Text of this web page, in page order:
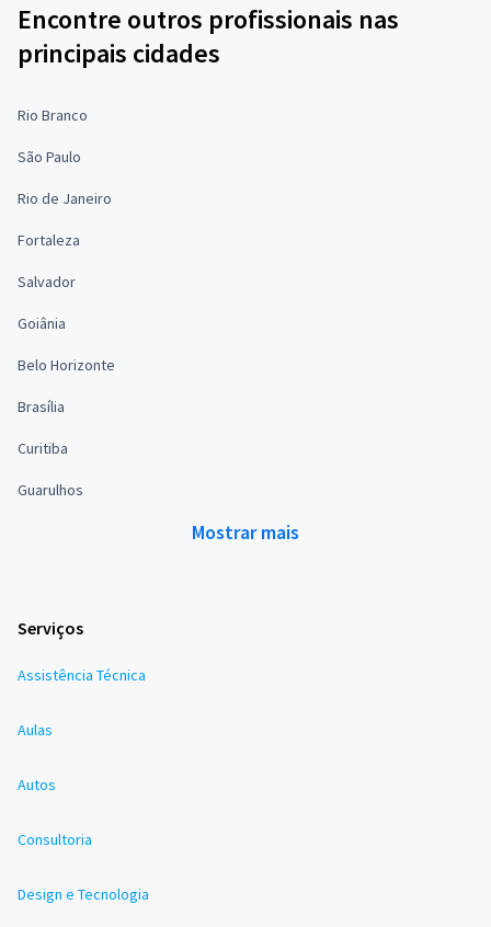
Encontre outros profissionais nas
principais cidades
Rio Branco
São Paulo
Rio de Janeiro
Fortaleza
Salvador
Goiânia
Belo Horizonte
Brasília
Curitiba
Guarulhos
Mostrar mais
Serviços
Assistência Técnica
Aulas
Autos
Consultoria
Design e Tecnologia